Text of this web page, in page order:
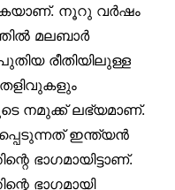
നൂറു വർഷം
മലബാർ
രീതിയിലുള്ള
നമുക്ക് ലഭ്യമാണ്.
ഇന്ത്യൻ
ഭാഗമായിട്ടാണ്.
ഭാഗമായി